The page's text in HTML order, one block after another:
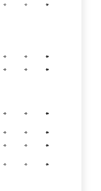
* *
*
* *
*
* *
*
* *
*
* *
*
* *
*
* * *